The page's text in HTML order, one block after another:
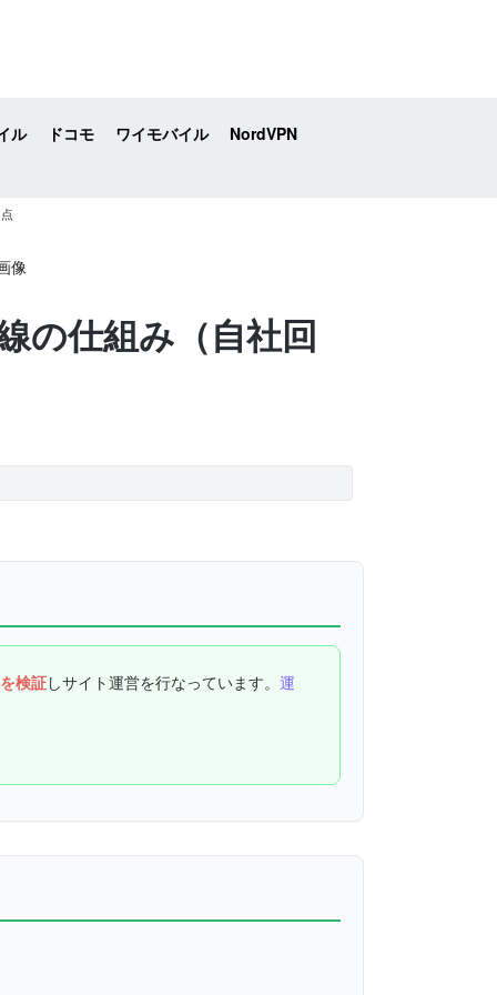
ル ドコモ ワイモバイル NordVPN
の仕組み（自社回
検証しサイト運営を行なっています。 運